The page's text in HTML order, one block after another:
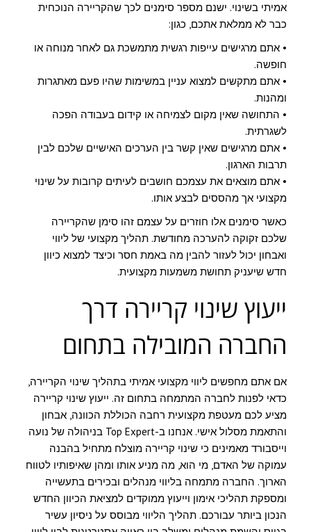
אמיתי בשינוי. ישנם מספר סימנים לכך שהקריירה הנוכחית
כבר לא ממלאת אתכם, כגון:
• אתם מרגישים עייפות רגשית מתמשכת גם לאחר מנוחה או
חופשה.
• אתם מתקשים למצוא עניין במשימות שהיו פעם מאתגרות
ומהנות.
• התחושה שאין מקום לצמיחה או קידום בעבודה הפכה
לשגרתית.
• אתם מרגישים שאין קשר בין הערכים האישיים שלכם לבין
תרבות הארגון.
• אתם מוצאים את עצמכם חושבים לעיתים קרובות על שינוי
מקצועי אך מהססים לבצע אותו.
כאשר סימנים אלו חוזרים על עצמם זהו סימן שהקריירה
שלכם זקוקה להערכה מחודשת. תהליך מקצועי של ליווי
ואבחון יכול לעזור להבין מה באמת חסר וכיצד למצוא כיוון
חדש שיעניק תחושת משמעות מקצועית.
ייעוץ שינוי קריירה דרך
החברה המובילה בתחום
אם אתם מחפשים ליווי מקצועי אמיתי בתהליך שינוי הקריירה,
כדאי לפנות לחברה המתמחה בתחום זה. ייעוץ שינוי קריירה
מציע לכם מעטפת מקצועית רחבה הכוללת הכוונה, אבחון
והתאמת מסלול אישי. אנחנו ב-Top Expert בניהולה של נועה
וייסבורד מאמינים כי שינוי קריירה מוצלח מתחיל בהבנה
עמוקה של האדם, מי הוא, מה מניע אותו ומהן שאיפותיו לטווח
הארוך. החברה מתמחה בליווי מנהלים ובכירים בתעשייה
ומספקת תהליכי אימון וייעוץ ממוקדים למציאת הכיוון החדש
הנכון ביותר עבורכם. תהליך הליווי מבוסס על ניסיון עשיר